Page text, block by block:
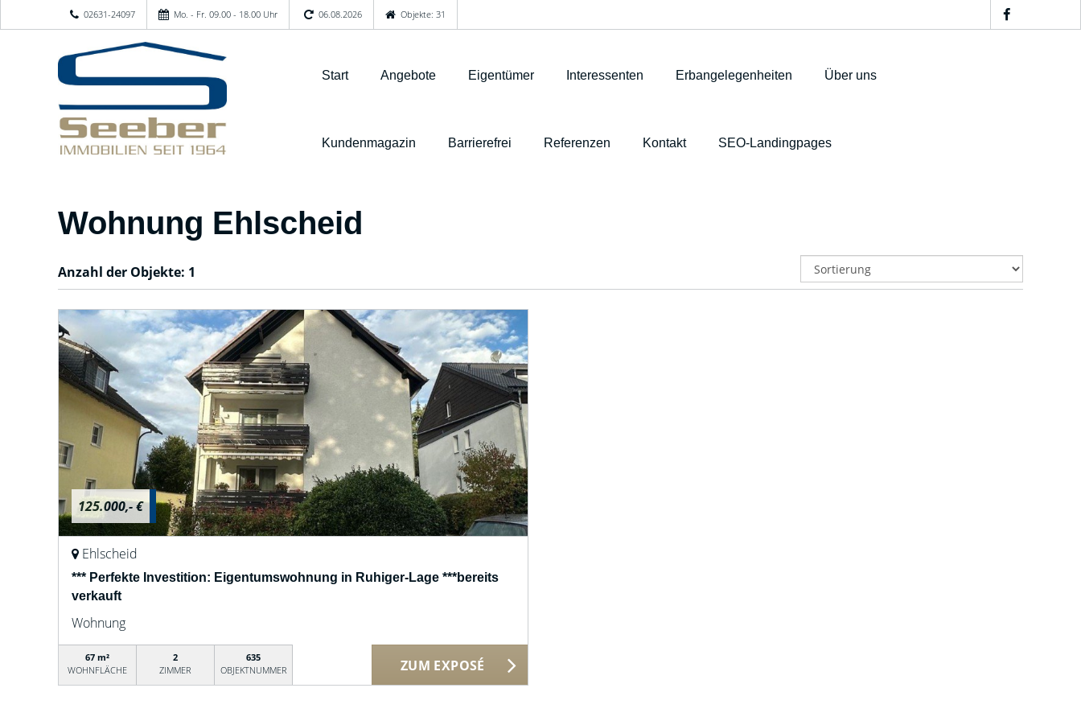
02631-24097 Mo. - Fr. 09.00 - 18.00 Uhr 06.08.2026 Objekte: 31
Start Angebote Eigentümer Interessenten Erbangelegenheiten Über uns
Kundenmagazin Barrierefrei Referenzen Kontakt SEO-Landingpages
Wohnung Ehlscheid
Anzahl der Objekte: 1
125.000,- €
Ehlscheid
*** Perfekte Investition: Eigentumswohnung in Ruhiger-Lage ***bereits
verkauft
Wohnung
67 m²
WOHNFLÄCHE
2
ZIMMER
635
OBJEKTNUMMER
ZUM EXPOSÉ